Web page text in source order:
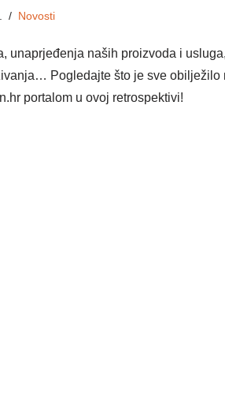
Novosti
unaprjeđenja naših proizvoda i usluga,
Pogledajte što je sve obilježilo
portalom u ovoj retrospektivi!